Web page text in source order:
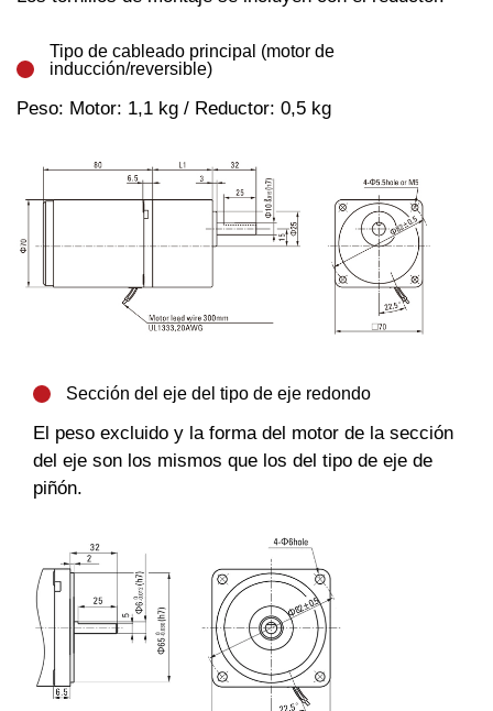
Tipo de cableado principal (motor de
inducción/reversible)
Peso: Motor: 1,1 kg / Reductor: 0,5 kg
Sección del eje del tipo de eje redondo
El peso excluido y la forma del motor de la sección
del eje son los mismos que los del tipo de eje de
piñón.